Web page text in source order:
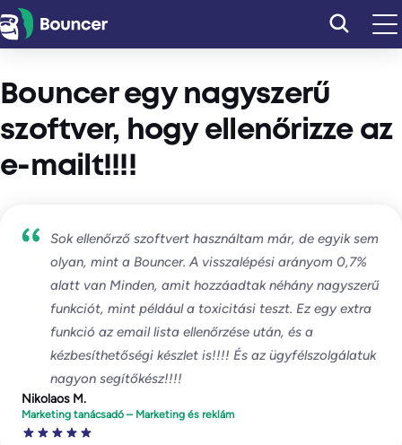
Ugrás
a
Bouncer egy nagyszerű
szoftver, hogy ellenőrizze az
e-mailt!!!!
Sok ellenőrző szoftvert használtam már, de egyik sem
olyan, mint a Bouncer. A visszalépési arányom 0,7%
alatt van Minden, amit hozzáadtak néhány nagyszerű
funkciót, mint például a toxicitási teszt. Ez egy extra
funkció az email lista ellenőrzése után, és a
kézbesíthetőségi készlet is!!!! És az ügyfélszolgálatuk
nagyon segítőkész!!!!
Nikolaos M.
Marketing tanácsadó – Marketing és reklám